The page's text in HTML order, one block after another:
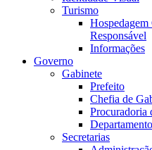
Turismo
Responsável
Informações
Governo
Gabinete
Prefeito
Chefia de
Secretarias